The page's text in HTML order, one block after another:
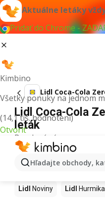
Aktuálne letáky
Pridať do Chrome -
Kimbino
Všetky ponuky na jednom
(14,1 tis. hodnotení)
Otvoriť
Hľadajte obchody,
Lidl Coca-Cola
Lidl Coca-Cola
leták
Pre daný výraz sme
Ďalšie produkty
Lidl Kapor
Lidl Noviny Lidl